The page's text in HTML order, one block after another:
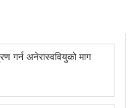
गर्न अनेरास्ववियुको माग